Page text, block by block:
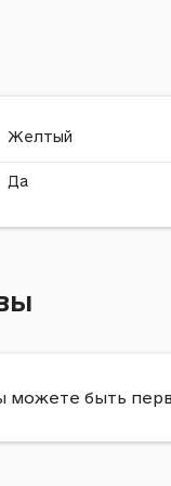
Желтый
Да
можете быть